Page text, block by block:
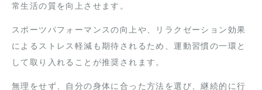
常生活の質を向上させます。
スポーツパフォーマンスの向上や、リラクゼーション効果
によるストレス軽減も期待されるため、運動習慣の一環と
して取り入れることが推奨されます。
無理をせず、自分の身体に合った方法を選び、継続的に行